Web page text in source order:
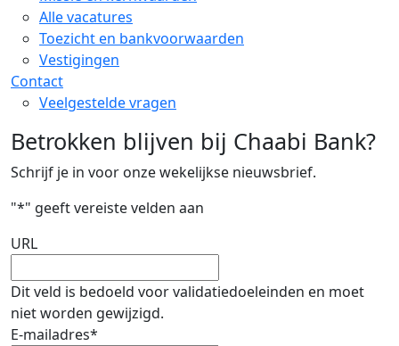
Alle vacatures
Toezicht en bankvoorwaarden
Vestigingen
Contact
Veelgestelde vragen
Betrokken blijven bij Chaabi Bank?
Schrijf je in voor onze wekelijkse nieuwsbrief.
"*" geeft vereiste velden aan
URL
Dit veld is bedoeld voor validatiedoeleinden en moet
niet worden gewijzigd.
E-mailadres*